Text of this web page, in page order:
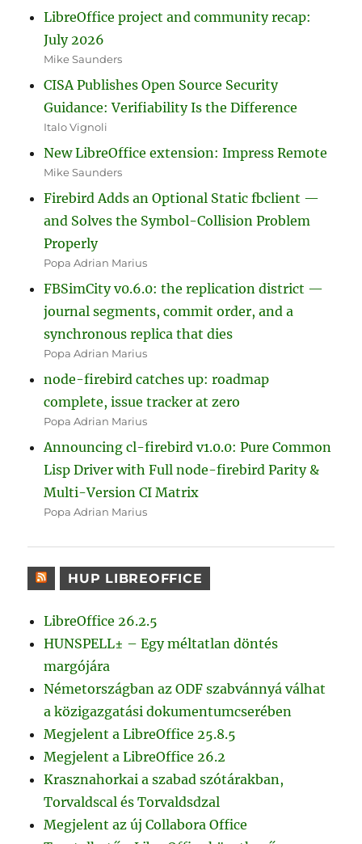
LibreOffice project and community recap:
July 2026
Mike Saunders
CISA Publishes Open Source Security
Guidance: Verifiability Is the Difference
Italo Vignoli
New LibreOffice extension: Impress Remote
Mike Saunders
Firebird Adds an Optional Static fbclient —
and Solves the Symbol-Collision Problem
Properly
Popa Adrian Marius
FBSimCity v0.6.0: the replication district —
journal segments, commit order, and a
synchronous replica that dies
Popa Adrian Marius
node-firebird catches up: roadmap
complete, issue tracker at zero
Popa Adrian Marius
Announcing cl-firebird v1.0.0: Pure Common
Lisp Driver with Full node-firebird Parity &
Multi-Version CI Matrix
Popa Adrian Marius
HUP LIBREOFFICE
LibreOffice 26.2.5
HUNSPELL± – Egy méltatlan döntés
margójára
Németországban az ODF szabvánnyá válhat
a közigazgatási dokumentumcserében
Megjelent a LibreOffice 25.8.5
Megjelent a LibreOffice 26.2
Krasznahorkai a szabad szótárakban,
Torvaldscal és Torvaldsdzal
Megjelent az új Collabora Office